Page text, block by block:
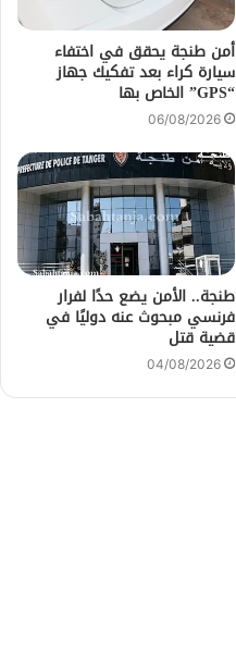
أمن طنجة يحقق في اختفاء
سيارة كراء بعد تفكيك جهاز
“GPS” الخاص بها
06/08/2026
طنجة.. الأمن يضع حدًا لفرار
فرنسي مبحوث عنه دوليًا في
قضية قتل
04/08/2026